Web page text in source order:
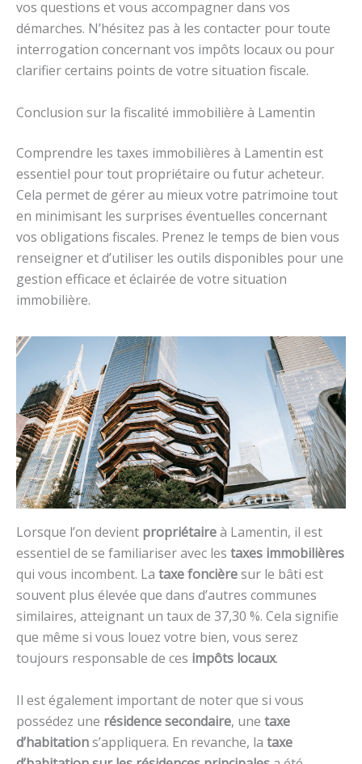
vos questions et vous accompagner dans vos
démarches. N’hésitez pas à les contacter pour toute
interrogation concernant vos impôts locaux ou pour
clarifier certains points de votre situation fiscale.
Conclusion sur la fiscalité immobilière à Lamentin
Comprendre les taxes immobilières à Lamentin est
essentiel pour tout propriétaire ou futur acheteur.
Cela permet de gérer au mieux votre patrimoine tout
en minimisant les surprises éventuelles concernant
vos obligations fiscales. Prenez le temps de bien vous
renseigner et d’utiliser les outils disponibles pour une
gestion efficace et éclairée de votre situation
immobilière.
Lorsque l’on devient propriétaireà Lamentin, il est
essentiel de se familiariser avec les taxes immobilières
qui vous incombent. La taxe foncièresur le bâti est
souvent plus élevée que dans d’autres communes
similaires, atteignant un taux de 37,30 %. Cela signifie
que même si vous louez votre bien, vous serez
toujours responsable de ces impôts locaux.
Il est également important de noter que si vous
possédez une résidence secondaire, une taxe
d’habitations’appliquera. En revanche, la taxe